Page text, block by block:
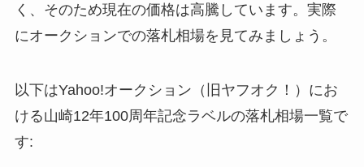
く、そのため現在の価格は高騰しています。実際
にオークションでの落札相場を見てみましょう。
以下はYahoo!オークション（旧ヤフオク！）にお
ける山崎12年100周年記念ラベルの落札相場一覧で
す: